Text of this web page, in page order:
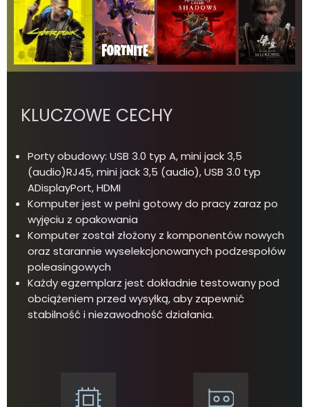
KLUCZOWE CECHY
Porty obudowy: USB 3.0 typ A, mini jack 3,5
(audio)RJ45, mini jack 3,5 (audio), USB 3.0 typ
ADisplayPort, HDMI
Komputer jest w pełni gotowy do pracy zaraz po
wyjęciu z opakowania
Komputer został złożony z komponentów nowych
oraz starannie wyselekcjonowanych podzespołów
poleasingowych
Każdy egzemplarz jest dokładnie testowany pod
obciążeniem przed wysyłką, aby zapewnić
stabilność i niezawodność działania.